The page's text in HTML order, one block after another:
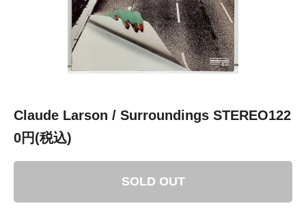
Claude Larson / Surroundings STEREO122
0円(税込)
SOLD OUT